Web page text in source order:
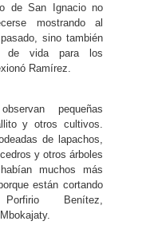
de San Ignacio no
mostrando al
sino también
de vida para los
Ramírez.
pequeñas
y otros cultivos.
de lapachos,
y otros árboles
muchos más
están cortando
Benítez,